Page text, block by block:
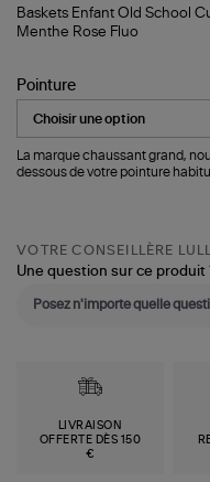
Baskets
Enfant
Cuir
Blanc
Menthe
Fluo
Baskets Enfant Old School
Menthe Rose Fluo
Pointure
La marque chaussant grand,
dessous de votre pointure
VOTRE CONSEILLÈRE LULLI
Une question sur ce produit
LIVRAISON
OFFERTE DÈS 150
€